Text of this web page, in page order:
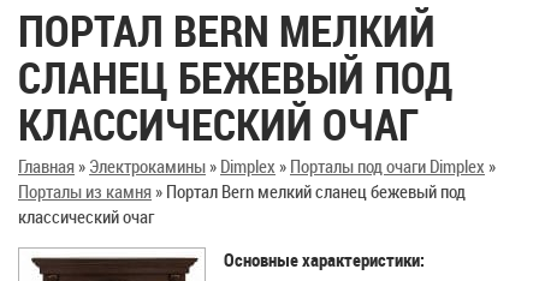
ПОРТАЛ BERN МЕЛКИЙ
СЛАНЕЦ БЕЖЕВЫЙ ПОД
КЛАССИЧЕСКИЙ ОЧАГ
Главная» Электрокамины» Dimplex » Порталы под очаги Dimplex »
Порталы из камня» Портал Bern мелкий сланец бежевый под
классический очаг
Основные характеристики: